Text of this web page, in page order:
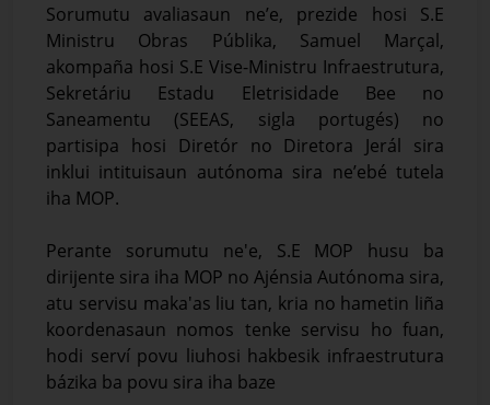
Sorumutu avaliasaun ne’e, prezide hosi S.E
Ministru Obras Públika, Samuel Marçal,
akompaña hosi S.E Vise-Ministru Infraestrutura,
Sekretáriu Estadu Eletrisidade Bee no
Saneamentu (SEEAS, sigla portugés) no
partisipa hosi Diretór no Diretora Jerál sira
inklui intituisaun autónoma sira ne’ebé tutela
iha MOP.
Perante sorumutu ne'e, S.E MOP husu ba
dirijente sira iha MOP no Ajénsia Autónoma sira,
atu servisu maka'as liu tan, kria no hametin liña
koordenasaun nomos tenke servisu ho fuan,
hodi serví povu liuhosi hakbesik infraestrutura
bázika ba povu sira iha baze